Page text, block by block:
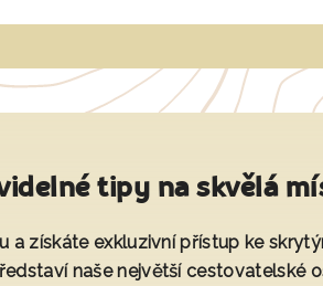
tipy na skvělá
a získáte exkluzivní přístup ke
naše největší cestovatelské